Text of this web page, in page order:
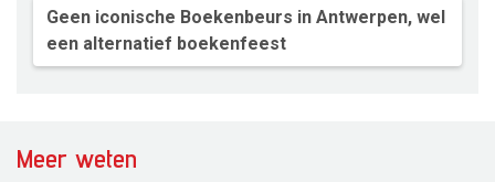
Geen iconische Boekenbeurs in Antwerpen, wel
een alternatief boekenfeest
Meer weten